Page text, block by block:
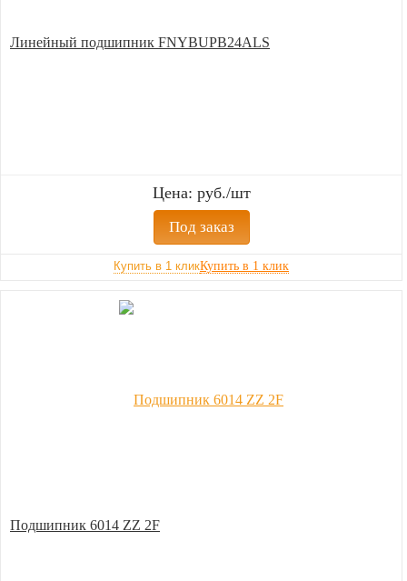
Линейный подшипник FNYBUPB24ALS
Цена: руб./шт
Под заказ
Купить в 1 клик
Подшипник 6014 ZZ 2F